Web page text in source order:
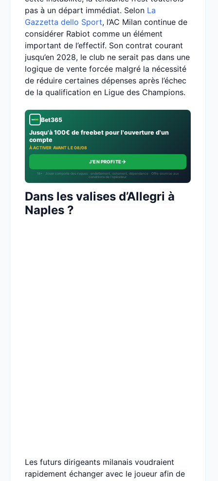
pas à un départ immédiat. Selon La
Gazzetta dello Sport, l’AC Milan continue de
considérer Rabiot comme un élément
important de l’effectif. Son contrat courant
jusqu’en 2028, le club ne serait pas dans une
logique de vente forcée malgré la nécessité
de réduire certaines dépenses après l’échec
de la qualification en Ligue des Champions.
Bet365
Jusqu'à 100€ de freebet pour l'ouverture d'un
compte
À ACTIVER AVANT LE 08/08
J'EN PROFITE→
18+ · Jouer comporte des risques : endettement, isolement, dépendance · Offre soumise aux
conditions de l’opérateur.
Dans les valises d’Allegri à
Naples ?
Les futurs dirigeants milanais voudraient
rapidement échanger avec le joueur afin de